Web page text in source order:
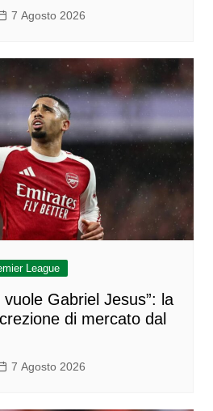
7 Agosto 2026
League
vuole Gabriel Jesus”: la
di mercato dal
7 Agosto 2026